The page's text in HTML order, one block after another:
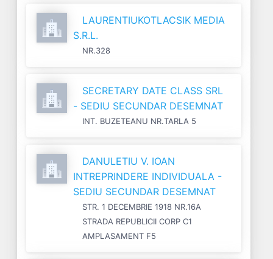
LAURENTIUKOTLACSIK MEDIA
S.R.L.
NR.328
SECRETARY DATE CLASS SRL
- SEDIU SECUNDAR DESEMNAT
INT. BUZETEANU NR.TARLA 5
DANULETIU V. IOAN
INTREPRINDERE INDIVIDUALA -
SEDIU SECUNDAR DESEMNAT
STR. 1 DECEMBRIE 1918 NR.16A
STRADA REPUBLICII CORP C1
AMPLASAMENT F5